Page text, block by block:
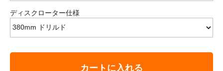
ディスクローター仕様
カートに入れる